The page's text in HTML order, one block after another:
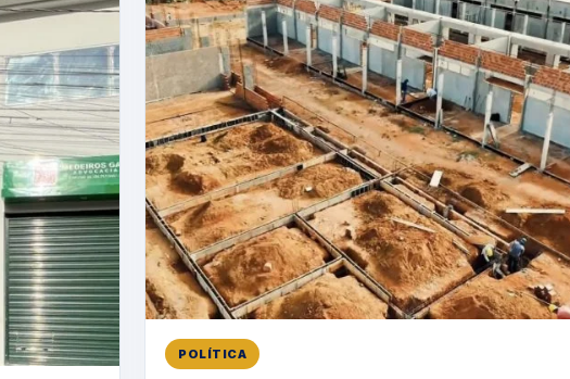
POLÍTICA